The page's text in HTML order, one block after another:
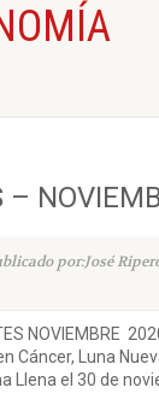
–
por:José
NOVIEMBRE
Cáncer, Luna
el 30 de